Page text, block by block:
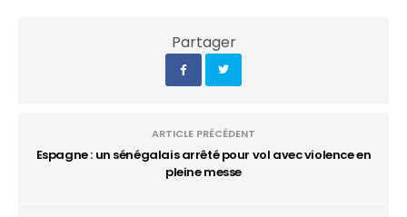
Partager
ARTICLE PRÉCÉDENT
Espagne : un sénégalais arrêté pour vol avec violence en
pleine messe